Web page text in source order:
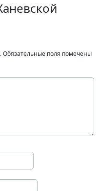
Обязательные поля помечены